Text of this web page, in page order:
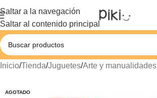
Saltar a la navegación
Saltar al contenido principal
Inicio/Tienda/Juguetes/Arte y manualidades
AGOTADO